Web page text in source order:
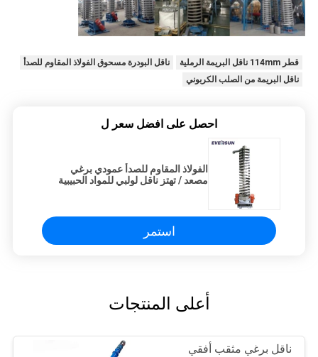
قطر 114mm ناقل البريمة الرملية
ناقل البودرة مسحوق الفولاذ المقاوم للصدأ
ناقل البريمة من الصلب الكربوني
احصل على افضل سعر ل
الفولاذ المقاوم للصدأ عمودي برغي
مصعد / تهتز ناقل لولبي للمواد الحبيبية
استمر
أعلى المنتجات
ناقل برغي مثقب أفقي